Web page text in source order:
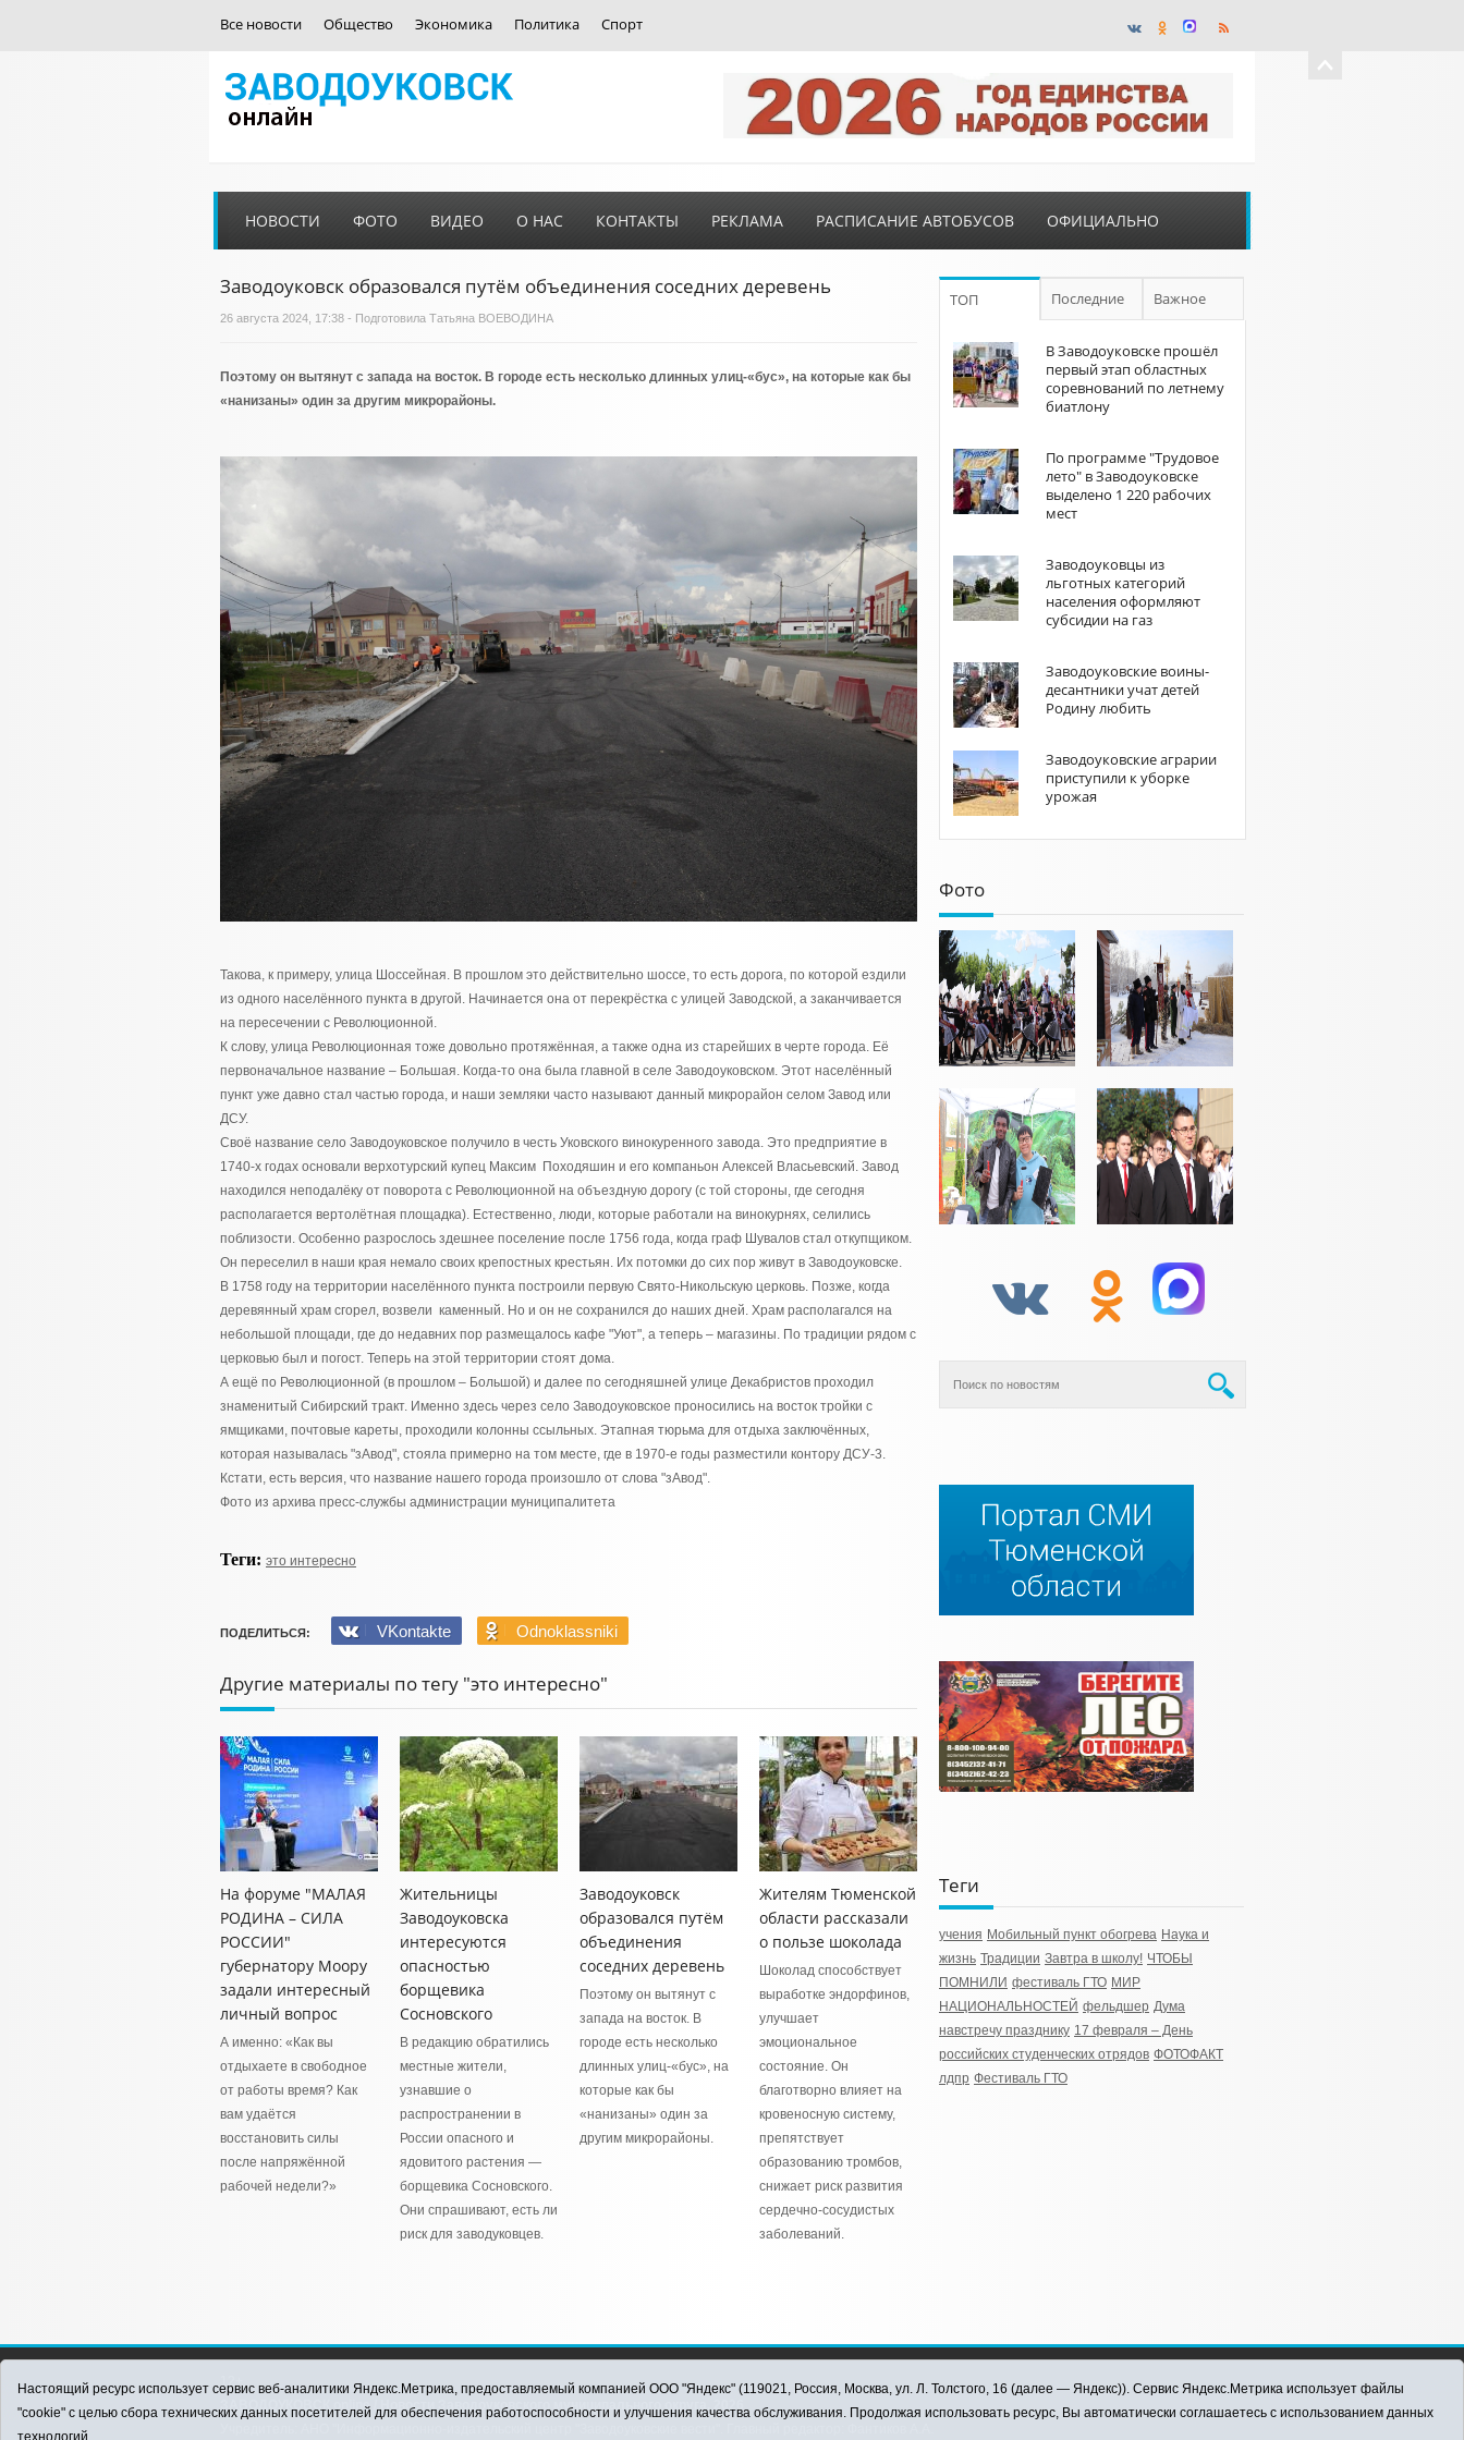
Все новости Общество Экономика Политика Спорт
НОВОСТИ ФОТО ВИДЕО О НАС КОНТАКТЫ РЕКЛАМА РАСПИСАНИЕ АВТОБУСОВ ОФИЦИАЛЬНО
Заводоуковск образовался путём объединения соседних деревень
26 августа 2024, 17:38 - Подготовила Татьяна ВОЕВОДИНА
Поэтому он вытянут с запада на восток. В городе есть несколько длинных улиц-«бус», на которые как бы
«нанизаны» один за другим микрорайоны.
Такова, к примеру, улица Шоссейная. В прошлом это действительно шоссе, то есть дорога, по которой ездили
из одного населённого пункта в другой. Начинается она от перекрёстка с улицей Заводской, а заканчивается
на пересечении с Революционной.
К слову, улица Революционная тоже довольно протяжённая, а также одна из старейших в черте города. Её
первоначальное название – Большая. Когда-то она была главной в селе Заводоуковском. Этот населённый
пункт уже давно стал частью города, и наши земляки часто называют данный микрорайон селом Завод или
ДСУ.
Своё название село Заводоуковское получило в честь Уковского винокуренного завода. Это предприятие в
1740-х годах основали верхотурский купец Максим Походяшин и его компаньон Алексей Власьевский. Завод
находился неподалёку от поворота с Революционной на объездную дорогу (с той стороны, где сегодня
располагается вертолётная площадка). Естественно, люди, которые работали на винокурнях, селились
поблизости. Особенно разрослось здешнее поселение после 1756 года, когда граф Шувалов стал откупщиком.
Он переселил в наши края немало своих крепостных крестьян. Их потомки до сих пор живут в Заводоуковске.
В 1758 году на территории населённого пункта построили первую Свято-Никольскую церковь. Позже, когда
деревянный храм сгорел, возвели каменный. Но и он не сохранился до наших дней. Храм располагался на
небольшой площади, где до недавних пор размещалось кафе "Уют", а теперь – магазины. По традиции рядом с
церковью был и погост. Теперь на этой территории стоят дома.
А ещё по Революционной (в прошлом – Большой) и далее по сегодняшней улице Декабристов проходил
знаменитый Сибирский тракт. Именно здесь через село Заводоуковское проносились на восток тройки с
ямщиками, почтовые кареты, проходили колонны ссыльных. Этапная тюрьма для отдыха заключённых,
которая называлась "зАвод", стояла примерно на том месте, где в 1970-е годы разместили контору ДСУ-3.
Кстати, есть версия, что название нашего города произошло от слова "зАвод".
Фото из архива пресс-службы администрации муниципалитета
Теги: это интересно
ПОДЕЛИТЬСЯ: VKontakte Odnoklassniki
Другие материалы по тегу "это интересно"
На форуме "МАЛАЯ
РОДИНА – СИЛА
РОССИИ"
губернатору Моору
задали интересный
личный вопрос
А именно: «Как вы
отдыхаете в свободное
от работы время? Как
вам удаётся
восстановить силы
после напряжённой
рабочей недели?»
Жительницы
Заводоуковска
интересуются
опасностью
борщевика
Сосновского
В редакцию обратились
местные жители,
узнавшие о
распространении в
России опасного и
ядовитого растения —
борщевика Сосновского.
Они спрашивают, есть ли
риск для заводуковцев.
Заводоуковск
образовался путём
объединения
соседних деревень
Поэтому он вытянут с
запада на восток. В
городе есть несколько
длинных улиц-«бус», на
которые как бы
«нанизаны» один за
другим микрорайоны.
Жителям Тюменской
области рассказали
о пользе шоколада
Шоколад способствует
выработке эндорфинов,
улучшает
эмоциональное
состояние. Он
благотворно влияет на
кровеносную систему,
препятствует
образованию тромбов,
снижает риск развития
сердечно-сосудистых
заболеваний.
ТОП Последние Важное
В Заводоуковске прошёл
первый этап областных
соревнований по летнему
биатлону
По программе "Трудовое
лето" в Заводоуковске
выделено 1 220 рабочих
мест
Заводоуковцы из
льготных категорий
населения оформляют
субсидии на газ
Заводоуковские воины-
десантники учат детей
Родину любить
Заводоуковские аграрии
приступили к уборке
урожая
Фото
Теги
учения Мобильный пункт обогрева Наука и
жизнь Традиции Завтра в школу! ЧТОБЫ
ПОМНИЛИ фестиваль ГТО МИР
НАЦИОНАЛЬНОСТЕЙ фельдшер Дума
навстречу празднику 17 февраля – День
российских студенческих отрядов ФОТОФАКТ
лдпр Фестиваль ГТО
ЗАВОДОУКОВСК online / Новости Заводоуковского муниципального округа, 2026
Настоящий ресурс использует сервис веб-аналитики Яндекс.Метрика, предоставляемый компанией ООО "Яндекс" (119021, Россия, Москва, ул. Л. Толстого, 16 (далее — Яндекс)). Сервис Яндекс.Метрика использует файлы
"cookie" с целью сбора технических данных посетителей для обеспечения работоспособности и улучшения качества обслуживания. Продолжая использовать ресурс, Вы автоматически соглашаетесь с использованием данных
технологий.